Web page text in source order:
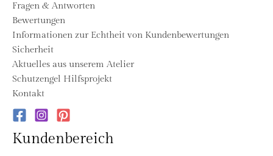
Fragen & Antworten
Bewertungen
Informationen zur Echtheit von Kundenbewertungen
Sicherheit
Aktuelles aus unserem Atelier
Schutzengel Hilfsprojekt
Kontakt
Kundenbereich